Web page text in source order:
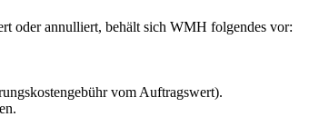
oder annulliert, behält sich WMH folgendes vor:
vom Auftragswert).